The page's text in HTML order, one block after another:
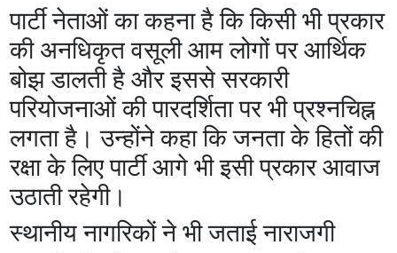
पार्टी नेताओं का कहना है कि किसी भी प्रकार
की अनधिकृत वसूली आम लोगों पर आर्थिक
बोझ डालती है और इससे सरकारी
परियोजनाओं की पारदर्शिता पर भी प्रश्नचिह्न
लगता है। उन्होंने कहा कि जनता के हितों की
रक्षा के लिए पार्टी आगे भी इसी प्रकार आवाज
उठाती रहेगी।
स्थानीय नागरिकों ने भी जताई नाराजगी